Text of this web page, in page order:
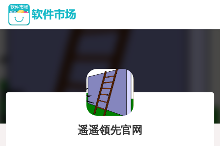
遥遥领先官网